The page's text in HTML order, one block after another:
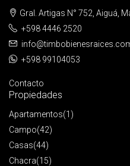
Gral. Artigas N° 752, Aiguá,
+598 4446 2520
+598 99104053
Contacto
Propiedades
Apartamentos(1)
Campo(42)
Casas(44)
Chacra(15)